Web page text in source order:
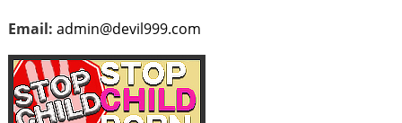
Email: admin@devil999.com